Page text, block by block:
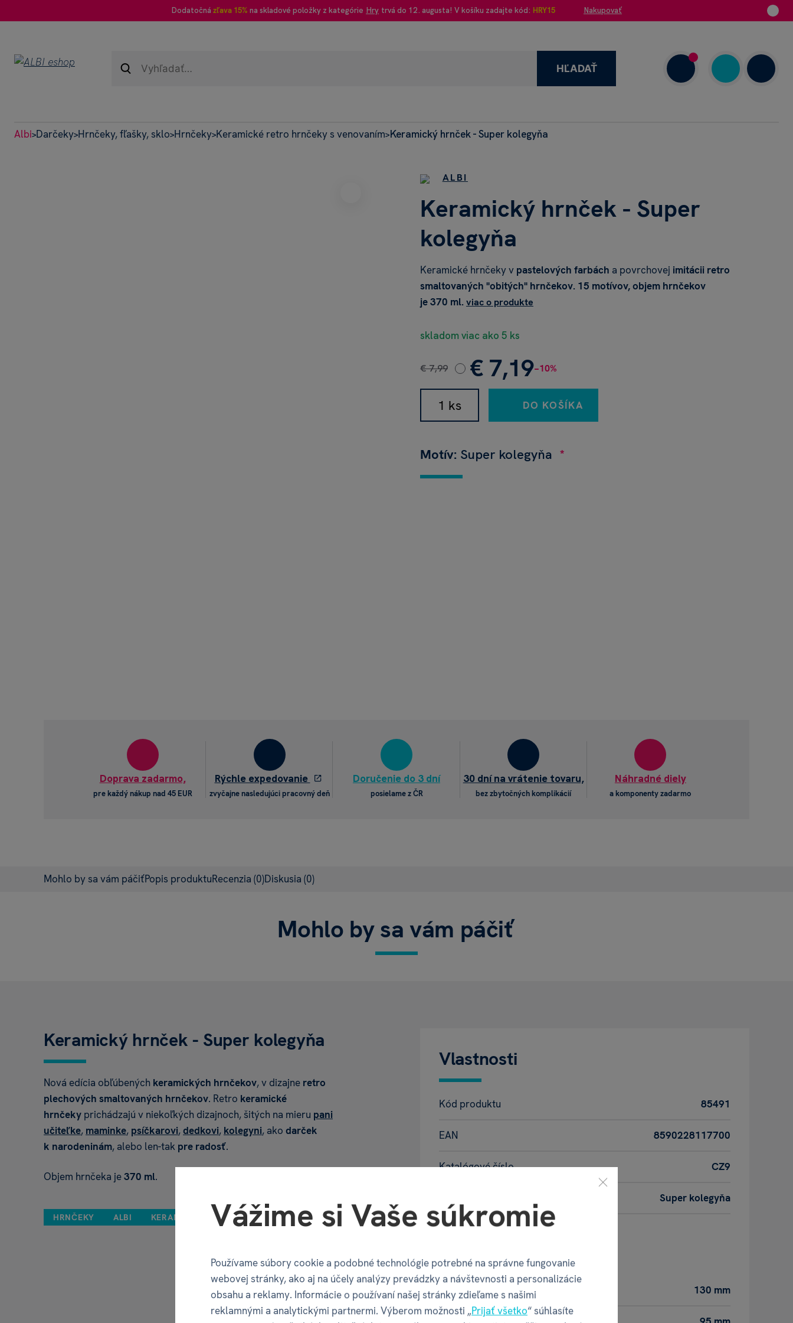
Dodatočná zľava 15% na skladové položky z kategórie Hry trvá do 12. augusta! V košíku zadajte kód: HRY15 Nakupovať
95% recenzie
HĽADAŤ
Albi>Darčeky>Hrnčeky, fľašky, sklo>Hrnčeky>Keramické retro hrnčeky s venovaním>Keramický hrnček - Super kolegyňa
ALBI
Keramický hrnček - Super
kolegyňa
Keramické hrnčeky v pastelových farbách a povrchovej imitácii retro
smaltovaných "obitých" hrnčekov. 15 motívov,objem hrnčekov
je370 ml. viac o produkte
skladom viac ako 5 ks
€ 7,99 € 7,19−10%
DO KOŠÍKA
Motív: Super kolegyňa
Doprava zadarmo,
pre každý nákup nad 45 EUR
Rýchle expedovanie
zvyčajne nasledujúci pracovný deň
Doručenie do 3 dní
posielame z ČR
30 dní na vrátenie tovaru,
bez zbytočných komplikácií
Náhradné diely
a komponenty zadarmo
Mohlo by sa vám páčiťPopis produktuRecenzia (0)Diskusia (0)
Mohlo by sa vám páčiť
Keramický hrnček - Super kolegyňa
Nová edícia obľúbených keramických hrnčekov, v dizajne retro
plechových smaltovaných hrnčekov. Retro keramické
hrnčeky prichádzajú v niekoľkých dizajnoch, šitých na mieru pani
učiteľke, maminke, psíčkarovi,dedkovi, kolegyni, ako darček
k narodeninám, alebo len-tak pre radosť.
Objem hrnčeka je370 ml.
HRNČEKY ALBI KERAMICKÉ RETRO HRNČEKY S VENOVANÍM
Vlastnosti
Kód produktu 85491
EAN 8590228117700
Katalógové číslo CZ9
Super kolegyňa
Šírka balenia 130 mm
Vážime si Vaše súkromie
Používame súbory cookie a podobné technológie potrebné na správne fungovanie
webovej stránky, ako aj na účely analýzy prevádzky a návštevnosti a personalizácie
obsahu a reklamy. Informácie o používaní našej stránky zdieľame s našimi
reklamnými a analytickými partnermi. Výberom možnosti „Prijať všetko“ súhlasíte